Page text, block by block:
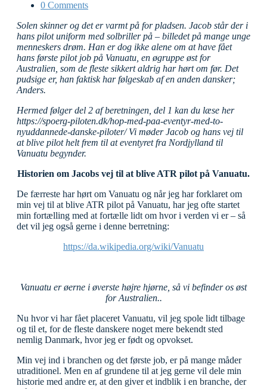
0 Comments
Solen skinner og det er varmt på for pladsen. Jacob står der i
hans pilot uniform med solbriller på – billedet på mange unge
menneskers drøm. Han er dog ikke alene om at have fået
hans første pilot job på Vanuatu, en øgruppe øst for
Australien, som de fleste sikkert aldrig har hørt om før. Det
pudsige er, han faktisk har følgeskab af en anden dansker;
Anders.
Hermed følger del 2 af beretningen, del 1 kan du læse her
https://spoerg-piloten.dk/hop-med-paa-eventyr-med-to-
nyuddannede-danske-piloter/ Vi møder Jacob og hans vej til
at blive pilot helt frem til at eventyret fra Nordjylland til
Vanuatu begynder.
Historien om Jacobs vej til at blive ATR pilot på Vanuatu.
De færreste har hørt om Vanuatu og når jeg har forklaret om
min vej til at blive ATR pilot på Vanuatu, har jeg ofte startet
min fortælling med at fortælle lidt om hvor i verden vi er – så
det vil jeg også gerne i denne berretning:
https://da.wikipedia.org/wiki/Vanuatu
Vanuatu er øerne i øverste højre hjørne, så vi befinder os øst
for Australien..
Nu hvor vi har fået placeret Vanuatu, vil jeg spole lidt tilbage
og til et, for de fleste danskere noget mere bekendt sted
nemlig Danmark, hvor jeg er født og opvokset.
Min vej ind i branchen og det første job, er på mange måder
utraditionel. Men en af grundene til at jeg gerne vil dele min
historie med andre er, at den giver et indblik i en branche, der